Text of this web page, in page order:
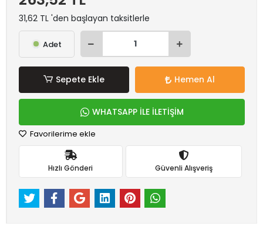
31,62 TL 'den başlayan taksitlerle
Adet
Sepete Ekle Hemen Al
WHATSAPP İLE İLETİŞİM
Favorilerime ekle
Hızlı Gönderi Güvenli Alışveriş